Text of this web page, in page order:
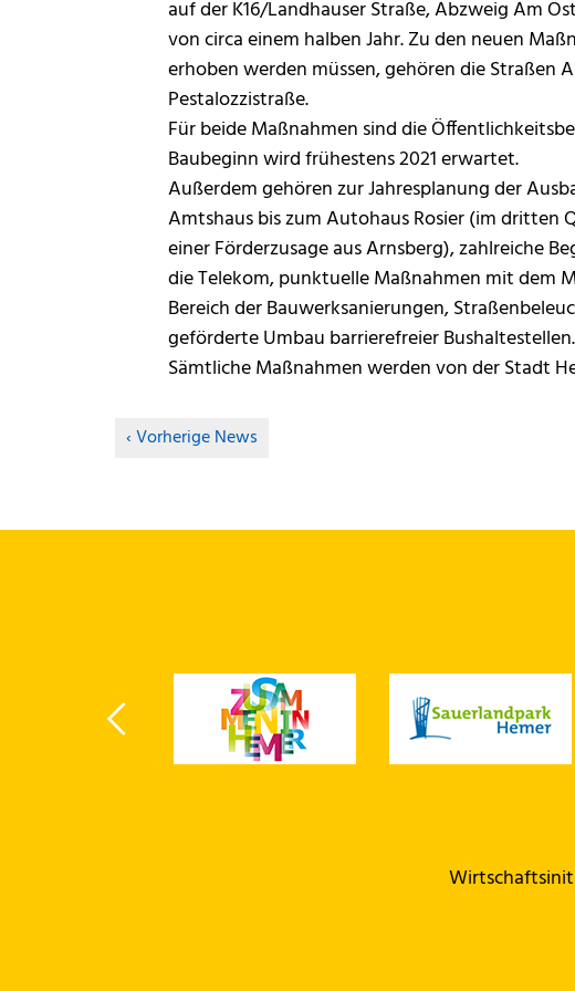
auf der K16/Landhauser Straße, Abzweig Am
von circa einem halben Jahr. Zu den neuen
erhoben werden müssen, gehören die Straßen
Pestalozzistraße.
Für beide Maßnahmen sind die
Baubeginn wird frühestens 2021 erwartet.
Außerdem gehören zur Jahresplanung der
Amtshaus bis zum Autohaus Rosier (im dritten
einer Förderzusage aus Arnsberg), zahlreiche
die Telekom, punktuelle Maßnahmen mit dem
Bereich der Bauwerksanierungen,
geförderte Umbau barrierefreier Bushaltestellen.
Sämtliche Maßnahmen werden von der Stadt
Vorherige News